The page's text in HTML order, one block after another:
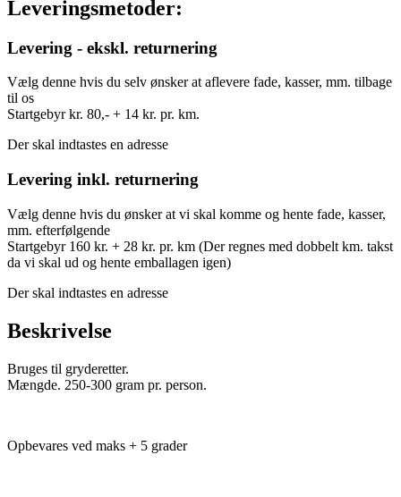
Leveringsmetoder:
Levering - ekskl. returnering
Vælg denne hvis du selv ønsker at aflevere fade, kasser, mm. tilbage
til os
Startgebyr kr. 80,- + 14 kr. pr. km.
Der skal indtastes en adresse
Levering inkl. returnering
Vælg denne hvis du ønsker at vi skal komme og hente fade, kasser,
mm. efterfølgende
Startgebyr 160 kr. + 28 kr. pr. km (Der regnes med dobbelt km. takst
da vi skal ud og hente emballagen igen)
Der skal indtastes en adresse
Beskrivelse
Bruges til gryderetter.
Mængde. 250-300 gram pr. person.
Opbevares ved maks + 5 grader